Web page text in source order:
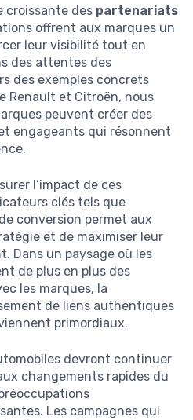
croissante des partenariats
offrent aux marques un
leur visibilité tout en
des attentes des
des exemples concrets
Renault et Citroën, nous
peuvent créer des
engageants qui résonnent
l’impact de ces
clés tels que
conversion permet aux
et de maximiser leur
Dans un paysage où les
de plus en plus des
les marques, la
de liens authentiques
primordiaux.
devront continuer
changements rapides du
Les campagnes qui